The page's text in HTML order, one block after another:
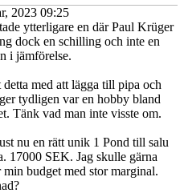
2023 09:25
ytterligare en där Paul Krüger
dock en schilling och inte en
i jämförelse.
med att lägga till pipa och
tydligen var en hobby bland
Tänk vad man inte visste om.
nu en rätt unik 1 Pond till salu
17000 SEK. Jag skulle gärna
budget med stor marginal.